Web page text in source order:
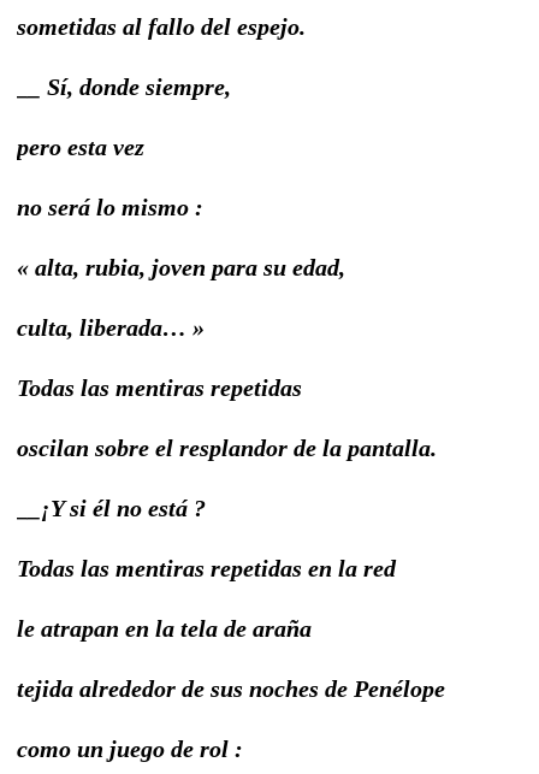
sometidas al fallo del espejo.
__ Sí, donde siempre,
pero esta vez
no será lo mismo :
« alta, rubia, joven para su edad,
culta, liberada… »
Todas las mentiras repetidas
oscilan sobre el resplandor de la pantalla.
__¡Y si él no está ?
Todas las mentiras repetidas en la red
le atrapan en la tela de araña
tejida alrededor de sus noches de Penélope
como un juego de rol :